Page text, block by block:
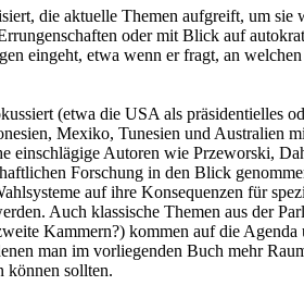
die aktuelle Themen aufgreift, um sie
oder mit Blick auf
eingeht, etwa wenn er fragt, an
(etwa die USA als präsidentielles
Mexiko, Tunesien und Australien
einschlägige Autoren wie Przeworski,
Forschung in den Blick
auf ihre Konsequenzen für
Auch klassische Themen aus der
Kammern?) kommen auf die
man im vorliegenden Buch mehr
können sollten.